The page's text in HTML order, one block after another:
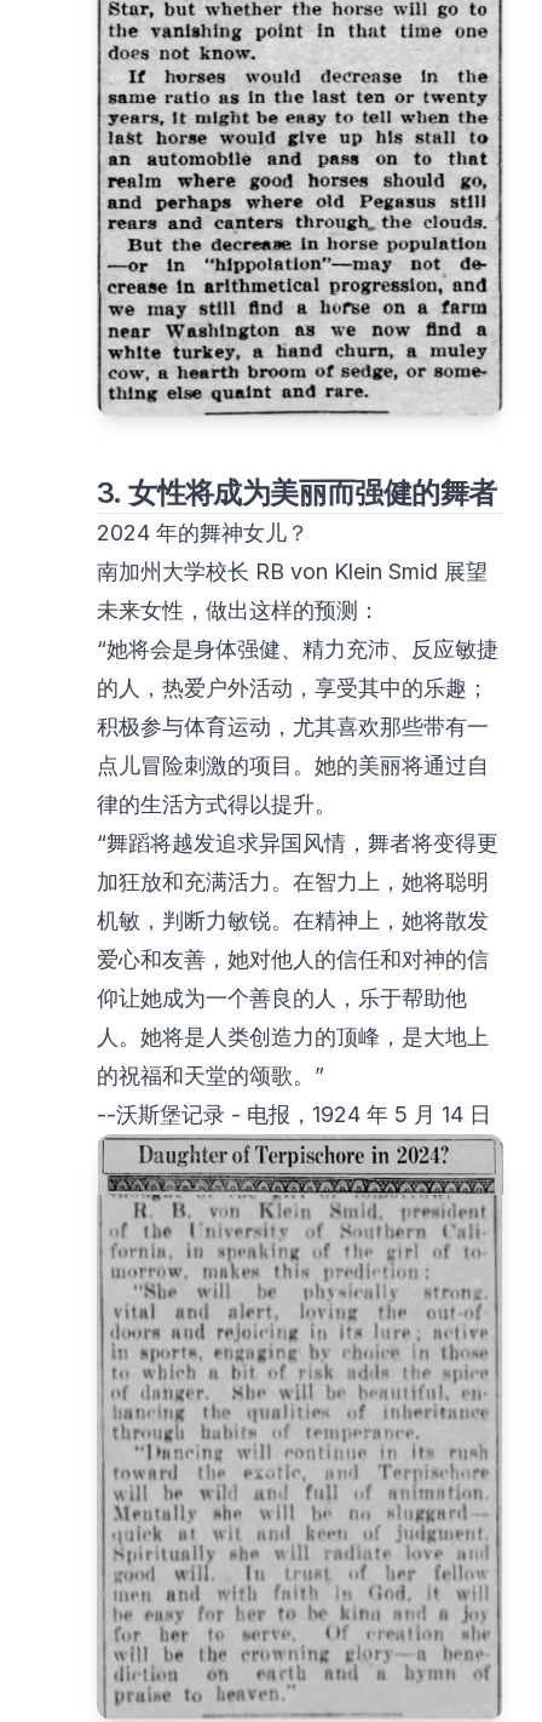
3. 女性将成为美丽而强健的舞者
2024 年的舞神女儿？
南加州大学校长 RB von Klein Smid 展望
未来女性，做出这样的预测：
“她将会是身体强健、精力充沛、反应敏捷
的人，热爱户外活动，享受其中的乐趣；
积极参与体育运动，尤其喜欢那些带有一
点儿冒险刺激的项目。她的美丽将通过自
律的生活方式得以提升。
“舞蹈将越发追求异国风情，舞者将变得更
加狂放和充满活力。在智力上，她将聪明
机敏，判断力敏锐。在精神上，她将散发
爱心和友善，她对他人的信任和对神的信
仰让她成为一个善良的人，乐于帮助他
人。她将是人类创造力的顶峰，是大地上
的祝福和天堂的颂歌。”
--沃斯堡记录 - 电报，1924 年 5 月 14 日